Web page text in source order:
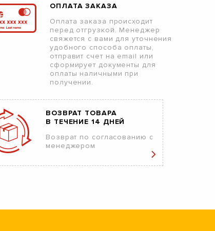
ОПЛАТА ЗАКАЗА
Оплата заказа происходит
перед отгрузкой. Менеджер
свяжется с вами для уточнения
удобного способа оплаты,
отправит счет на email или
сформирует документы для
оплаты наличными при
получении.
ВОЗВРАТ ТОВАРА
В ТЕЧЕНИЕ 14 ДНЕЙ
Возврат по согласованию с
менеджером